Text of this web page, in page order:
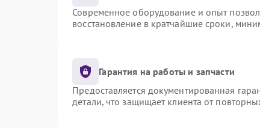
Современное оборудование и опыт
восстановление в кратчайшие сроки,
Гарантия на работы и запчасти
Предоставляется документированная
детали, что защищает клиента от